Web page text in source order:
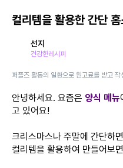
컬리템을 활용한 간단
선지
건강한레시피
퍼플즈 활동의 일환으로 원고료를 받고 작
안녕하세요. 요즘은 양식 메뉴
고 있어요!
크리스마스나 주말에 간단하
컬리템을 활용하여 만들어보